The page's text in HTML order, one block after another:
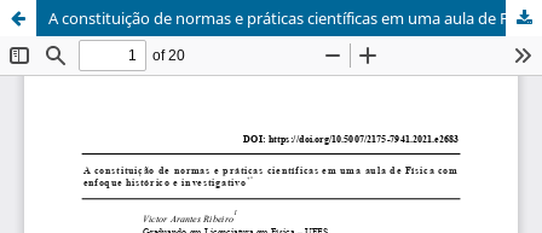
A constituição de normas e práticas científicas em uma aula de Física com enfoque histórico e investigativo